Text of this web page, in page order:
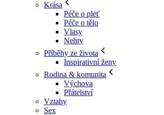
Krása
Péče o pleť
Péče o tělo
Vlasy
Nehty
Příběhy ze života
Inspirativní ženy
Rodina & komunita
Výchova
Přátelství
Vztahy
Sex